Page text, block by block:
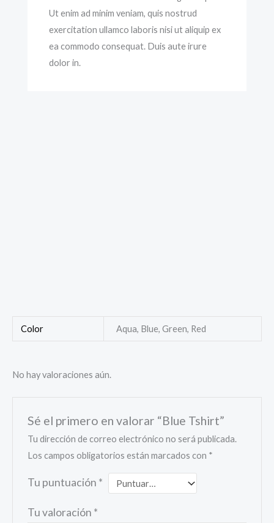
Ut enim ad minim veniam, quis nostrud
exercitation ullamco laboris nisi ut aliquip ex
ea commodo consequat. Duis aute irure
dolor in.
Color Aqua, Blue, Green, Red
No hay valoraciones aún.
Sé el primero en valorar “Blue Tshirt”
Tu dirección de correo electrónico no será publicada.
Los campos obligatorios están marcados con *
Tu puntuación *
Tu valoración *